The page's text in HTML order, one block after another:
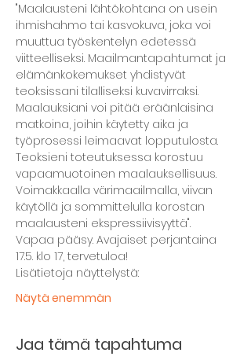
"Maalausteni lähtökohtana on usein
ihmishahmo tai kasvokuva, joka voi
muuttua työskentelyn edetessä
viitteelliseksi. Maailmantapahtumat ja
elämänkokemukset yhdistyvät
teoksissani tilalliseksi kuvavirraksi.
Maalauksiani voi pitää eräänlaisina
matkoina, joihin käytetty aika ja
työprosessi leimaavat lopputulosta.
Teoksieni toteutuksessa korostuu
vapaamuotoinen maalauksellisuus.
Voimakkaalla värimaailmalla, viivan
käytöllä ja sommittelulla korostan
maalausteni ekspressiivisyyttä".
Vapaa pääsy. Avajaiset perjantaina
17.5. klo 17, tervetuloa!
Lisätietoja näyttelystä:
Näytä enemmän
Jaa tämä tapahtuma